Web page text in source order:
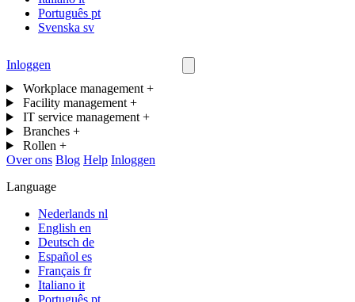
Português pt
Svenska sv
Inloggen
Workplace management +
Facility management +
IT service management +
Branches +
Rollen +
Over ons Blog Help Inloggen
Language
Nederlands nl
English en
Deutsch de
Español es
Français fr
Italiano it
Português pt